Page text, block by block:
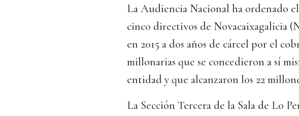
La Audiencia Nacional ha ordenado
cinco directivos de Novacaixagalicia
en 2015 a dos años de cárcel por el
millonarias que se concedieron a sí
entidad y que alcanzaron los 22
La Sección Tercera de la Sala de Lo